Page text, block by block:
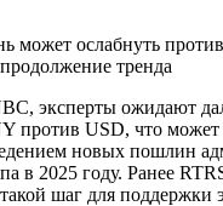
может ослабнуть
тренда
эксперты ожидают
против USD, что может
новых пошлин
в 2025 году. Ранее
шаг для поддержки